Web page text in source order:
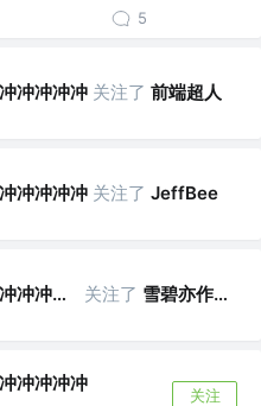
5
冲冲冲冲 关注了 前端超人
冲冲冲冲 关注了 JeffBee
冲冲冲冲冲冲冲冲冲冲冲冲冲冲冲 关注了 雪碧亦作酒
冲冲冲冲
关注